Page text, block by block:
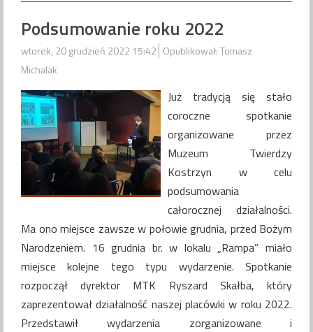
Podsumowanie roku 2022
wtorek, 20 grudzień 2022 15:42 Opublikował: Tomasz
Michalak
Już tradycją się stało
coroczne spotkanie
organizowane przez
Muzeum Twierdzy
Kostrzyn w celu
podsumowania
całorocznej działalności.
Ma ono miejsce zawsze w połowie grudnia, przed Bożym
Narodzeniem. 16 grudnia br. w lokalu „Rampa” miało
miejsce kolejne tego typu wydarzenie. Spotkanie
rozpoczął dyrektor MTK Ryszard Skałba, który
zaprezentował działalność naszej placówki w roku 2022.
Przedstawił wydarzenia zorganizowane i